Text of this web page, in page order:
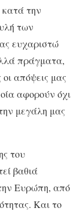
την
των
ευχαριστώ
πράγματα,
απόψεις μας
αφορούν όχι
μεγάλη μας
του
βαθιά
Ευρώπη, από
Και το